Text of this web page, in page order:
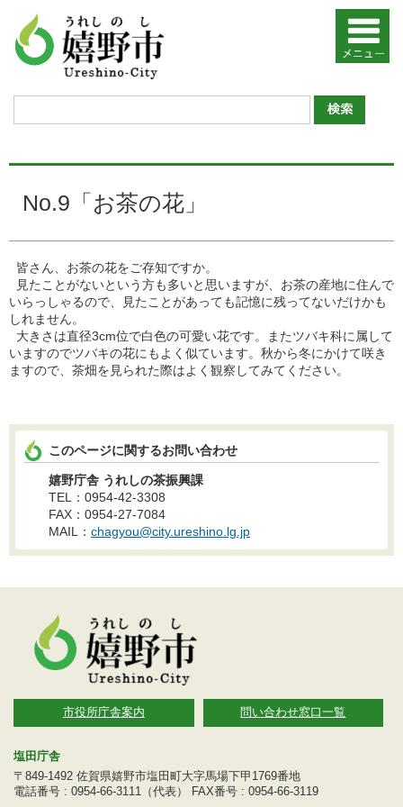
No.9「お茶の花」
皆さん、お茶の花をご存知ですか。
見たことがないという方も多いと思いますが、お茶の産地に住んで
いらっしゃるので、見たことがあっても記憶に残ってないだけかも
しれません。
大きさは直径3cm位で白色の可愛い花です。またツバキ科に属して
いますのでツバキの花にもよく似ています。秋から冬にかけて咲き
ますので、茶畑を見られた際はよく観察してみてください。
このページに関するお問い合わせ
嬉野庁舎 うれしの茶振興課
TEL：0954-42-3308
FAX：0954-27-7084
MAIL： chagyou@city.ureshino.lg.jp
市役所庁舎案内 問い合わせ窓口一覧
塩田庁舎
〒849-1492 佐賀県嬉野市塩田町大字馬場下甲1769番地
電話番号 : 0954-66-3111（代表） FAX番号 : 0954-66-3119